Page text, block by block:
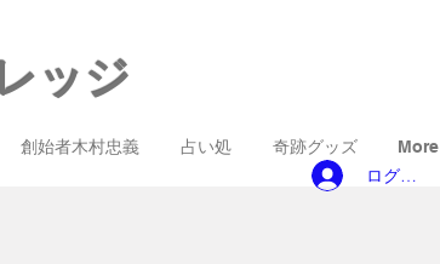
ッジ
ログイン
創始者木村忠義 占い処 奇跡グッズ More